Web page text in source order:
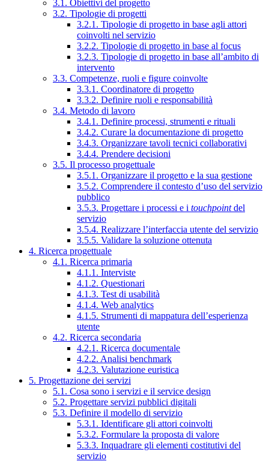
3.1. Obiettivi del progetto
3.2. Tipologie di progetti
3.2.1. Tipologie di progetto in base agli attori
coinvolti nel servizio
3.2.2. Tipologie di progetto in base al focus
3.2.3. Tipologie di progetto in base all’ambito di
intervento
3.3. Competenze, ruoli e figure coinvolte
3.3.1. Coordinatore di progetto
3.3.2. Definire ruoli e responsabilità
3.4. Metodo di lavoro
3.4.1. Definire processi, strumenti e rituali
3.4.2. Curare la documentazione di progetto
3.4.3. Organizzare tavoli tecnici collaborativi
3.4.4. Prendere decisioni
3.5. Il processo progettuale
3.5.1. Organizzare il progetto e la sua gestione
3.5.2. Comprendere il contesto d’uso del servizio
pubblico
3.5.3. Progettare i processi e i touchpointdel
servizio
3.5.4. Realizzare l’interfaccia utente del servizio
3.5.5. Validare la soluzione ottenuta
4. Ricerca progettuale
4.1. Ricerca primaria
4.1.1. Interviste
4.1.2. Questionari
4.1.3. Test di usabilità
4.1.4. Web analytics
4.1.5. Strumenti di mappatura dell’esperienza
utente
4.2. Ricerca secondaria
4.2.1. Ricerca documentale
4.2.2. Analisi benchmark
4.2.3. Valutazione euristica
5. Progettazione dei servizi
5.1. Cosa sono i servizi e il service design
5.2. Progettare servizi pubblici digitali
5.3. Definire il modello di servizio
5.3.1. Identificare gli attori coinvolti
5.3.2. Formulare la proposta di valore
5.3.3. Inquadrare gli elementi costitutivi del
servizio